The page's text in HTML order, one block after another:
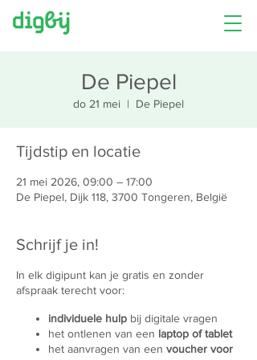
De Piepel
do 21 mei
  |
De Piepel
Tijdstip en locatie
21 mei 2026, 09:00 – 17:00
De Piepel, Dijk 118, 3700 Tongeren, België
Schrijf je in!
In elk digipunt kan je gratis en zonder
afspraak terecht voor:
individuele hulp bij digitale vragen
het ontlenen van een laptop of tablet
het aanvragen van een voucher voor